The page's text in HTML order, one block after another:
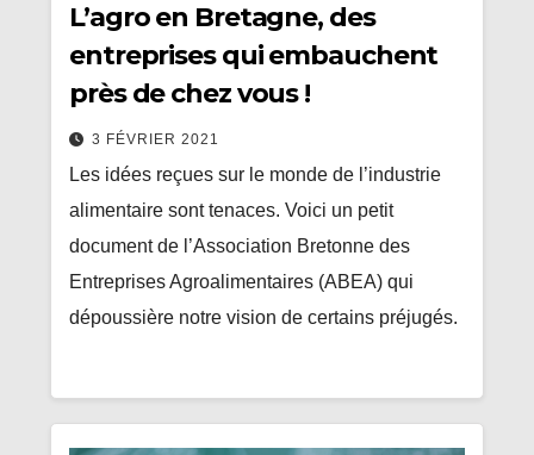
L’agro en Bretagne, des
entreprises qui embauchent
près de chez vous !
3 FÉVRIER 2021
Les idées reçues sur le monde de l’industrie
alimentaire sont tenaces. Voici un petit
document de l’Association Bretonne des
Entreprises Agroalimentaires (ABEA) qui
dépoussière notre vision de certains préjugés.